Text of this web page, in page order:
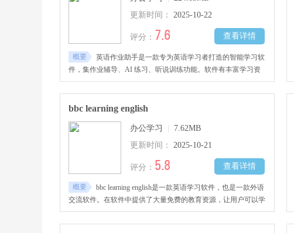
更新时间：
2025-10-22
查看详情
评分： 7.6
概要
英语作业助手是一款专为英语学习者打造的智能学习软
件，集作业辅导、AI 练习、听说训练功能。软件有丰富学习资
源与题库，支持拍照翻译等实用功能，助用户高效掌握知识点。
采用 AI 智能分析系统，能实时纠音、自动批改作文并提供个性
化建议。
bbc learning english
办公学习
7.62MB
更新时间：
2025-10-21
查看详情
评分： 5.8
概要
bbc learning english是一款英语学习软件，也是一款外语
交流软件。在软件中提供了大量免费的教育资源，让用户可以学
习地道英语，学习口语而不是哑巴英语。bbc learning english汇集
了非常多的外教。